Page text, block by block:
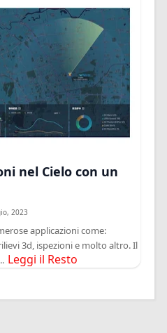
nel Cielo con un
2023
applicazioni come:
3d, ispezioni e molto altro. Il
Leggi il Resto